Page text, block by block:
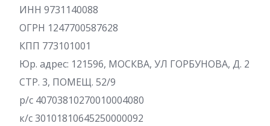
ИНН 9731140088
ОГРН 1247700587628
КПП 773101001
Юр. адрес: 121596, МОСКВА, УЛ ГОРБУНОВА, Д. 2
СТР. 3, ПОМЕЩ. 52/9
р/c 40703810270010004080
к/с 30101810645250000092